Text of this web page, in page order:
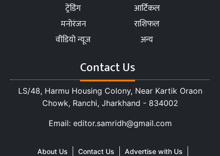
ट्रेंडिंग
आर्टिकल
मनोरंजन
राशिफल
वीडियो न्यूज
अन्य
Contact Us
LS/48, Harmu Housing Colony, Near Kartik Oraon
Chowk, Ranchi, Jharkhand - 834002
Email: editor.samridh@gmail.com
About Us Contact Us
Advertise with Us